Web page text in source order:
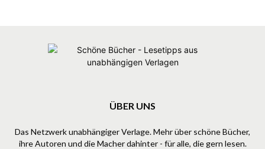
ÜBER UNS
Das Netzwerk unabhängiger Verlage. Mehr über schöne Bücher,
ihre Autoren und die Macher dahinter - für alle, die gern lesen.